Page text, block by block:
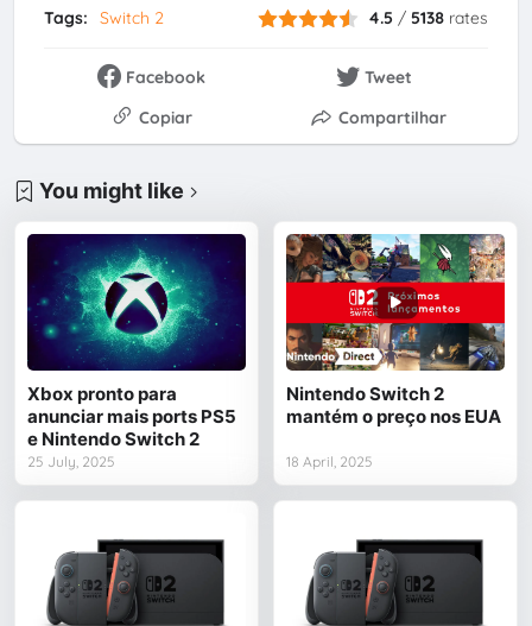
Tags: Switch 2 4.5 /5138 rates
Facebook
Tweet
Copiar
Compartilhar
You might like
Xbox pronto para
anunciar mais ports PS5
e Nintendo Switch 2
25 July, 2025
Nintendo Switch 2
mantém o preço nos EUA
18 April, 2025